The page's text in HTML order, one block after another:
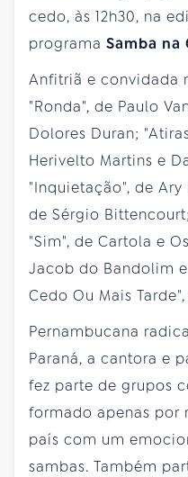
cedo, às 12h30, na
programa Samba na
Anfitriã e convidada
"Ronda", de Paulo
Dolores Duran;
Herivelto Martins e
"Inquietação", de Ary
de Sérgio
"Sim", de Cartola e
Jacob do Bandolim
Cedo Ou Mais
Pernambucana
Paraná, a cantora e
fez parte de grupos
formado apenas por
país com um
sambas. Também